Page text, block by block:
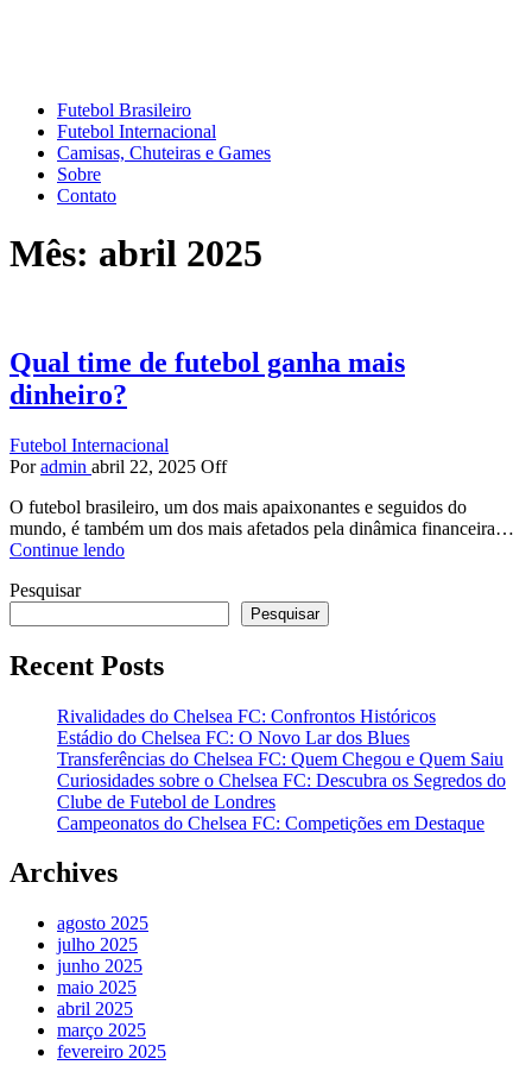
Futebol Brasileiro
Futebol Internacional
Camisas, Chuteiras e Games
Sobre
Contato
Mês: abril 2025
Qual time de futebol ganha mais
dinheiro?
Futebol Internacional
Por admin abril 22, 2025 Off
O futebol brasileiro, um dos mais apaixonantes e seguidos do
mundo, é também um dos mais afetados pela dinâmica financeira…
Continue lendo
Pesquisar
Pesquisar
Recent Posts
Rivalidades do Chelsea FC: Confrontos Históricos
Estádio do Chelsea FC: O Novo Lar dos Blues
Transferências do Chelsea FC: Quem Chegou e Quem Saiu
Curiosidades sobre o Chelsea FC: Descubra os Segredos do
Clube de Futebol de Londres
Campeonatos do Chelsea FC: Competições em Destaque
Archives
agosto 2025
julho 2025
junho 2025
maio 2025
abril 2025
março 2025
fevereiro 2025